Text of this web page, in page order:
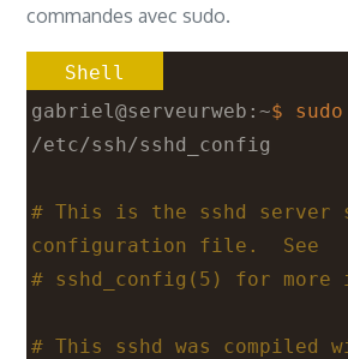
commandes avec sudo.
Shell
gabriel@serveurweb:~$ sudo
/etc/ssh/sshd_config
# This is the sshd server
configuration file.  See
# sshd_config(5) for more
# This sshd was compiled